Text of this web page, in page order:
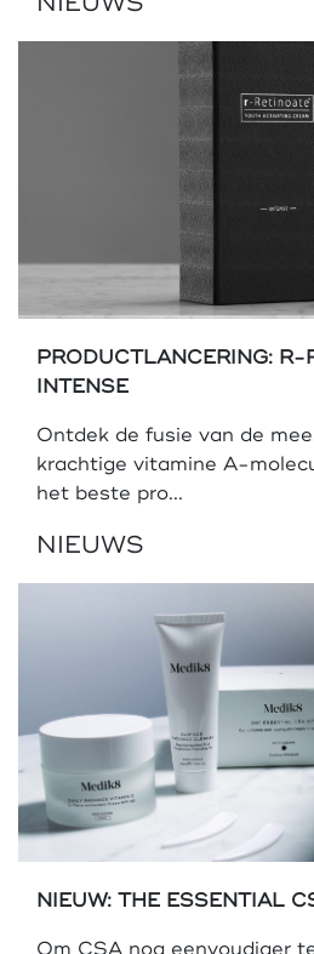
PRODUCTLANCERING: R-
INTENSE
Ontdek de fusie van de
krachtige vitamine A-
het beste pro...
NIEUWS
NIEUW: THE ESSENTIAL